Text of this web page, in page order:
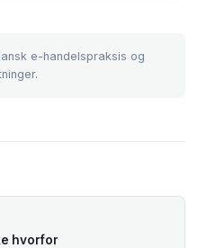
e-handelspraksis og
hvorfor